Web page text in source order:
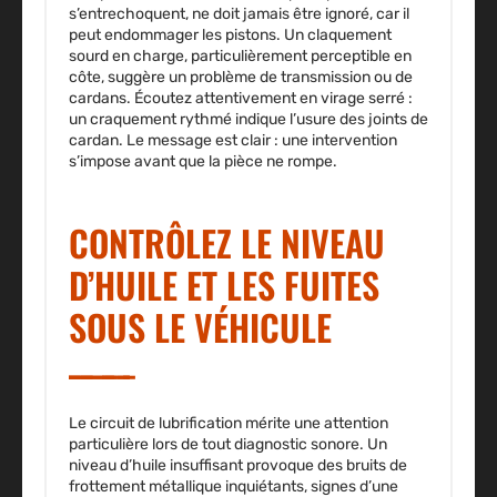
s’entrechoquent, ne doit jamais être ignoré, car il
peut endommager les pistons. Un claquement
sourd en charge, particulièrement perceptible en
côte, suggère un problème de transmissionou de
cardans. Écoutez attentivement en virage serré :
un craquement rythmé indique l’usure des joints de
cardan. Le message est clair : une intervention
s’impose avant que la pièce ne rompe.
CONTRÔLEZ LE NIVEAU
D’HUILE ET LES FUITES
SOUS LE VÉHICULE
Le circuit de lubrification mérite une attention
particulière lors de tout diagnostic sonore. Un
niveau d’huile insuffisantprovoque des bruits de
frottement métallique inquiétants, signes d’une